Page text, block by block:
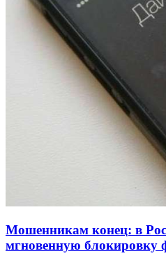
В Красноармейском
конкурс на ремонт моста
судоходный канал
Фестиваль #ТриЧетыре в
11–13 сентября в рамках
Мошенникам конец: в
мгновенную блокировку